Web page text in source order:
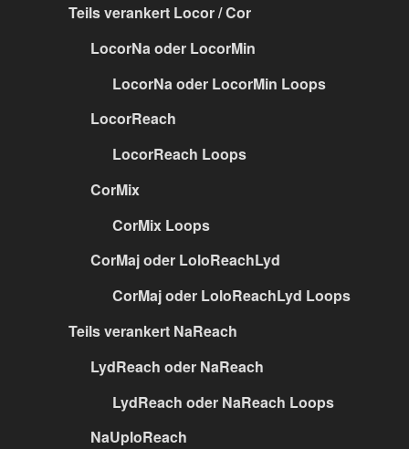
Teils verankert Locor / Cor
LocorNa oder LocorMin
LocorNa oder LocorMin Loops
LocorReach
LocorReach Loops
CorMix
CorMix Loops
CorMaj oder LoloReachLyd
CorMaj oder LoloReachLyd Loops
Teils verankert NaReach
LydReach oder NaReach
LydReach oder NaReach Loops
NaUploReach